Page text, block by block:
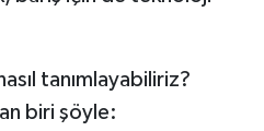
tanımlayabiliriz?
biri şöyle: